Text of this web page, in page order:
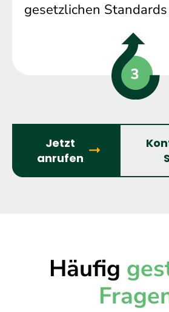
gesetzlichen
Jetzt
anrufen
Häufig